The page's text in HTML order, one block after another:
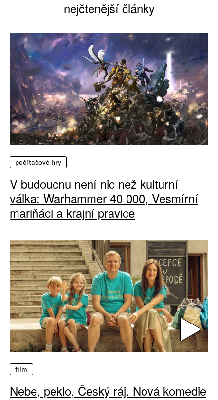
nejčtenější články
počítačové hry
V budoucnu není nic než kulturní
válka: Warhammer 40 000, Vesmírní
mariňáci a krajní pravice
film
Nebe, peklo, Český ráj. Nová komedie